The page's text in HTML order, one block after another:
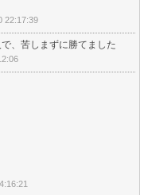
22:17:39
、苦しまずに勝てました